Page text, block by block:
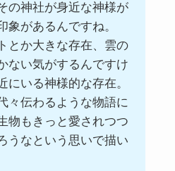
の神社が身近な神様が
象があるんですね。
とか大きな存在、雲の
ない気がするんですけ
にいる神様的な存在。
々伝わるような物語に
物もきっと愛されつつ
うなという思いで描い